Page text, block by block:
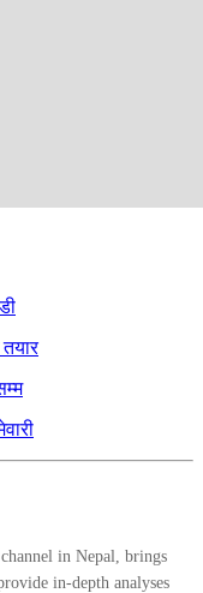
in Nepal, brings
in-depth analyses